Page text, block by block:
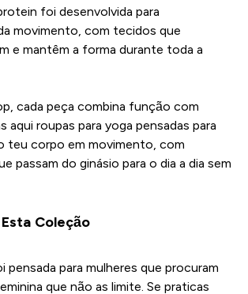
foi desenvolvida para
movimento, com tecidos que
e mantêm a forma durante toda a
cada peça combina função com
aqui roupas para yoga pensadas para
teu corpo em movimento, com
passam do ginásio para o dia a dia sem
Coleção
para mulheres que procuram
que não as limite. Se praticas